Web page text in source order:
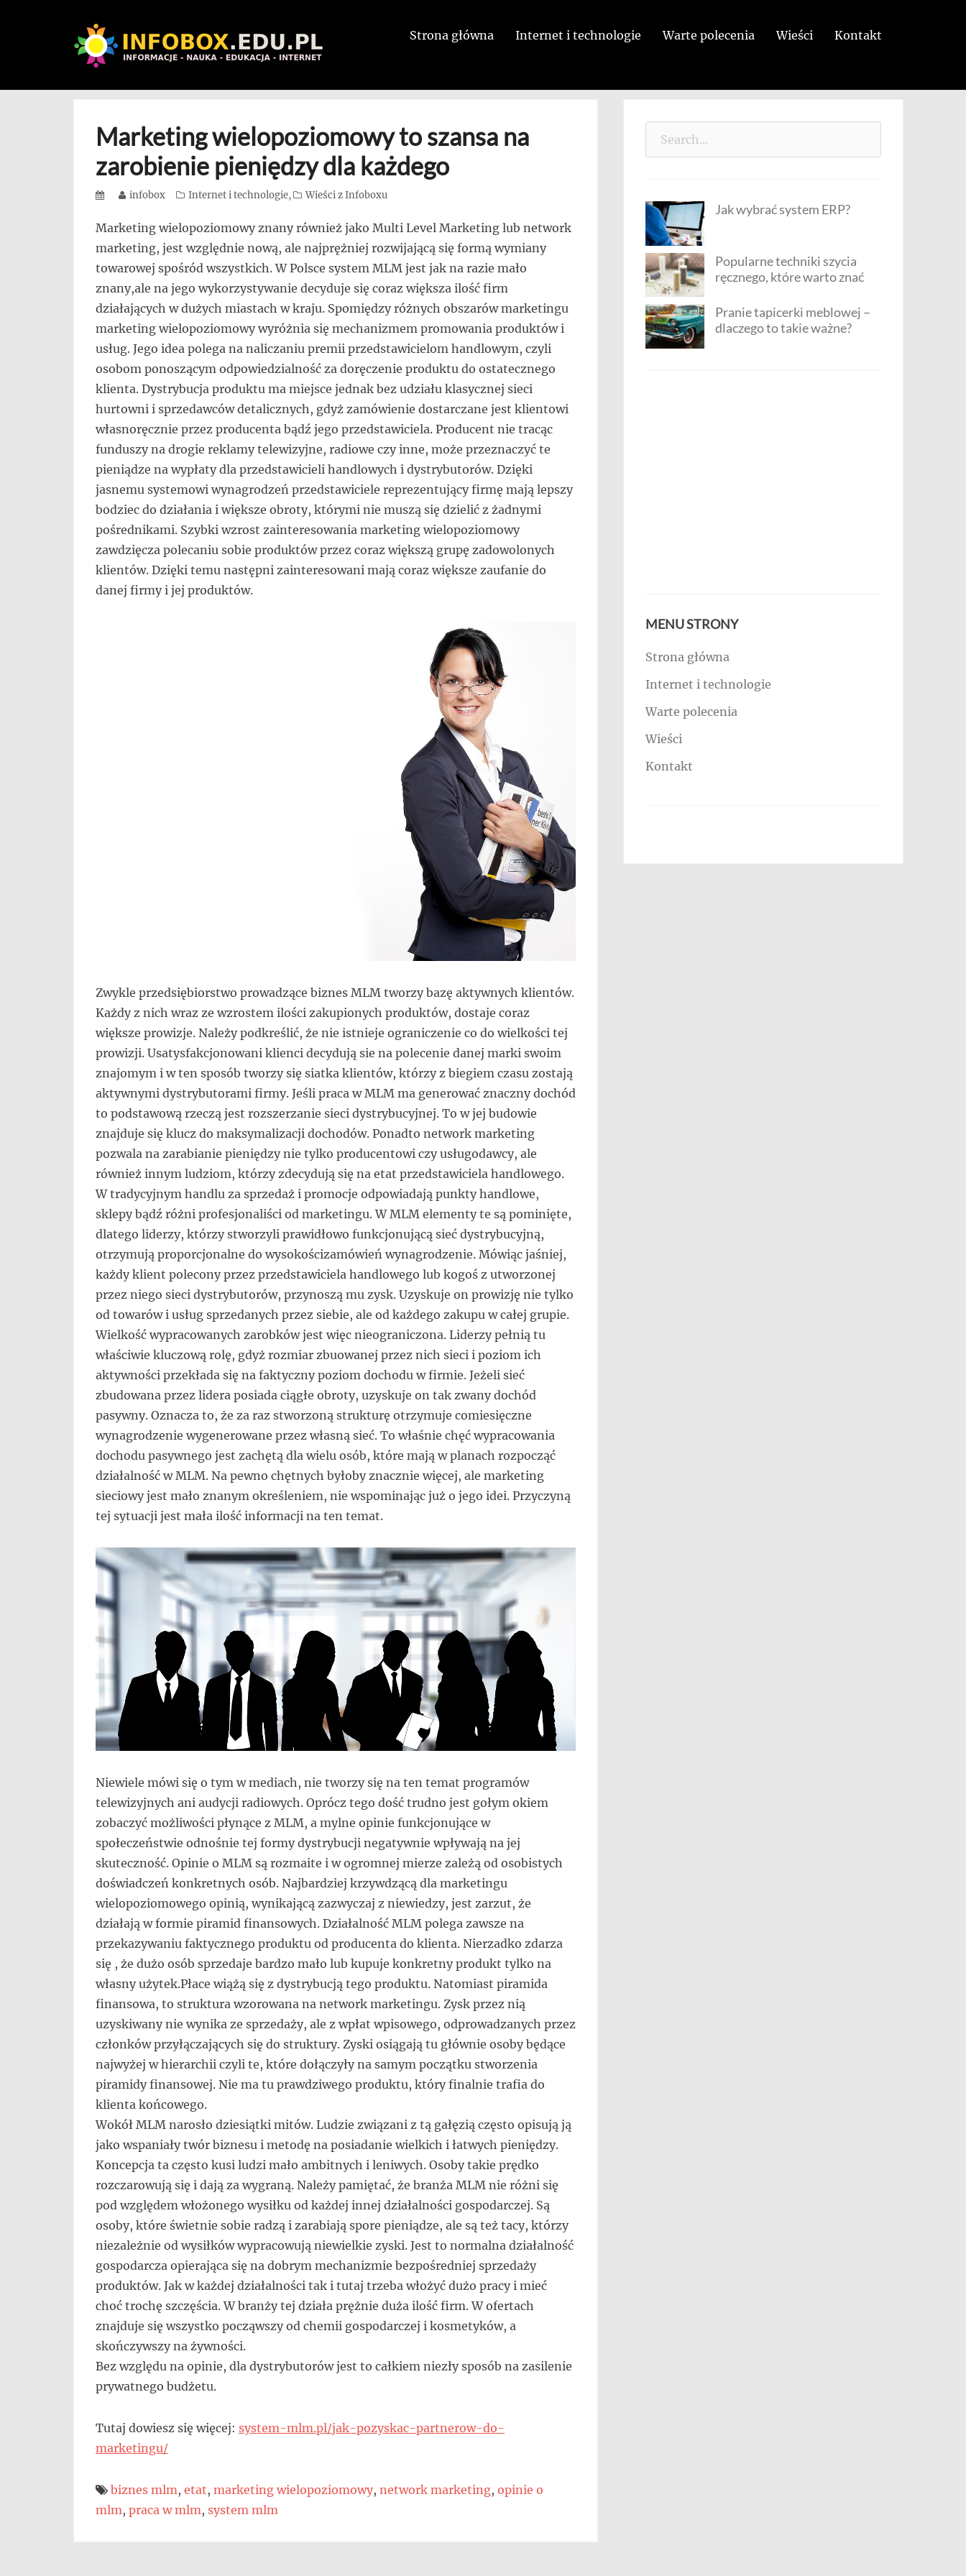
WITAMY
W
INFOBOX
STANDARD
INFORMACYJNY
STRON
blogu
przedsiębiorców,
którzy
rozwijając
innych
przedsiębiorczości
Strona główna Internet i technologie Warte polecenia Wieści Kontakt
Marketing wielopoziomowy to szansa na
zarobienie pieniędzy dla każdego
PostedAuthor
infobox Categories
Internet i technologie, Wieści z Infoboxu
Marketing wielopoziomowy znany również jako Multi Level Marketing lub network
marketing, jest względnie nową, ale najprężniej rozwijającą się formą wymiany
towarowej spośród wszystkich. W Polsce system MLM jest jak na razie mało
znany,ale na jego wykorzystywanie decyduje się coraz większa ilość firm
działających w dużych miastach w kraju. Spomiędzy różnych obszarów marketingu
marketing wielopoziomowy wyróżnia się mechanizmem promowania produktów i
usług. Jego idea polega na naliczaniu premii przedstawicielom handlowym, czyli
osobom ponoszącym odpowiedzialność za doręczenie produktu do ostatecznego
klienta. Dystrybucja produktu ma miejsce jednak bez udziału klasycznej sieci
hurtowni i sprzedawców detalicznych, gdyż zamówienie dostarczane jest klientowi
własnoręcznie przez producenta bądź jego przedstawiciela. Producent nie tracąc
funduszy na drogie reklamy telewizyjne, radiowe czy inne, może przeznaczyć te
pieniądze na wypłaty dla przedstawicieli handlowych i dystrybutorów. Dzięki
jasnemu systemowi wynagrodzeń przedstawiciele reprezentujący firmę mają lepszy
bodziec do działania i większe obroty, którymi nie muszą się dzielić z żadnymi
pośrednikami. Szybki wzrost zainteresowania marketing wielopoziomowy
zawdzięcza polecaniu sobie produktów przez coraz większą grupę zadowolonych
klientów. Dzięki temu następni zainteresowani mają coraz większe zaufanie do
danej firmy i jej produktów.
Zwykle przedsiębiorstwo prowadzące biznes MLM tworzy bazę aktywnych klientów.
Każdy z nich wraz ze wzrostem ilości zakupionych produktów, dostaje coraz
większe prowizje. Należy podkreślić, że nie istnieje ograniczenie co do wielkości tej
prowizji. Usatysfakcjonowani klienci decydują sie na polecenie danej marki swoim
znajomym i w ten sposób tworzy się siatka klientów, którzy z biegiem czasu zostają
aktywnymi dystrybutorami firmy. Jeśli praca w MLM ma generować znaczny dochód
to podstawową rzeczą jest rozszerzanie sieci dystrybucyjnej. To w jej budowie
znajduje się klucz do maksymalizacji dochodów. Ponadto network marketing
pozwala na zarabianie pieniędzy nie tylko producentowi czy usługodawcy, ale
również innym ludziom, którzy zdecydują się na etat przedstawiciela handlowego.
W tradycyjnym handlu za sprzedaż i promocje odpowiadają punkty handlowe,
sklepy bądź różni profesjonaliści od marketingu. W MLM elementy te są pominięte,
dlatego liderzy, którzy stworzyli prawidłowo funkcjonującą sieć dystrybucyjną,
otrzymują proporcjonalne do wysokościzamówień wynagrodzenie. Mówiąc jaśniej,
każdy klient polecony przez przedstawiciela handlowego lub kogoś z utworzonej
przez niego sieci dystrybutorów, przynoszą mu zysk. Uzyskuje on prowizję nie tylko
od towarów i usług sprzedanych przez siebie, ale od każdego zakupu w całej grupie.
Wielkość wypracowanych zarobków jest więc nieograniczona. Liderzy pełnią tu
właściwie kluczową rolę, gdyż rozmiar zbuowanej przez nich sieci i poziom ich
aktywności przekłada się na faktyczny poziom dochodu w firmie. Jeżeli sieć
zbudowana przez lidera posiada ciągłe obroty, uzyskuje on tak zwany dochód
pasywny. Oznacza to, że za raz stworzoną strukturę otrzymuje comiesięczne
wynagrodzenie wygenerowane przez własną sieć. To właśnie chęć wypracowania
dochodu pasywnego jest zachętą dla wielu osób, które mają w planach rozpocząć
działalność w MLM. Na pewno chętnych byłoby znacznie więcej, ale marketing
sieciowy jest mało znanym określeniem, nie wspominając już o jego idei. Przyczyną
tej sytuacji jest mała ilość informacji na ten temat.
Niewiele mówi się o tym w mediach, nie tworzy się na ten temat programów
telewizyjnych ani audycji radiowych. Oprócz tego dość trudno jest gołym okiem
zobaczyć możliwości płynące z MLM, a mylne opinie funkcjonujące w
społeczeństwie odnośnie tej formy dystrybucji negatywnie wpływają na jej
skuteczność. Opinie o MLM są rozmaite i w ogromnej mierze zależą od osobistych
doświadczeń konkretnych osób. Najbardziej krzywdzącą dla marketingu
wielopoziomowego opinią, wynikającą zazwyczaj z niewiedzy, jest zarzut, że
działają w formie piramid finansowych. Działalność MLM polega zawsze na
przekazywaniu faktycznego produktu od producenta do klienta. Nierzadko zdarza
się , że dużo osób sprzedaje bardzo mało lub kupuje konkretny produkt tylko na
własny użytek.Płace wiążą się z dystrybucją tego produktu. Natomiast piramida
finansowa, to struktura wzorowana na network marketingu. Zysk przez nią
uzyskiwany nie wynika ze sprzedaży, ale z wpłat wpisowego, odprowadzanych przez
członków przyłączających się do struktury. Zyski osiągają tu głównie osoby będące
najwyżej w hierarchii czyli te, które dołączyły na samym początku stworzenia
piramidy finansowej. Nie ma tu prawdziwego produktu, który finalnie trafia do
klienta końcowego.
Wokół MLM narosło dziesiątki mitów. Ludzie związani z tą gałęzią często opisują ją
jako wspaniały twór biznesu i metodę na posiadanie wielkich i łatwych pieniędzy.
Koncepcja ta często kusi ludzi mało ambitnych i leniwych. Osoby takie prędko
rozczarowują się i dają za wygraną. Należy pamiętać, że branża MLM nie różni się
pod względem włożonego wysiłku od każdej innej działalności gospodarczej. Są
osoby, które świetnie sobie radzą i zarabiają spore pieniądze, ale są też tacy, którzy
niezależnie od wysiłków wypracowują niewielkie zyski. Jest to normalna działalność
gospodarcza opierająca się na dobrym mechanizmie bezpośredniej sprzedaży
produktów. Jak w każdej działalności tak i tutaj trzeba włożyć dużo pracy i mieć
choć trochę szczęścia. W branży tej działa prężnie duża ilość firm. W ofertach
znajduje się wszystko począwszy od chemii gospodarczej i kosmetyków, a
skończywszy na żywności.
Bez względu na opinie, dla dystrybutorów jest to całkiem niezły sposób na zasilenie
prywatnego budżetu.
Tutaj dowiesz się więcej: system-mlm.pl/jak-pozyskac-partnerow-do-
marketingu/
biznes mlm, etat, marketing wielopoziomowy, network marketing, opinie o
mlm, praca w mlm, system mlm
Jak wybrać system ERP?
Popularne techniki szycia
ręcznego, które warto znać
Pranie tapicerki meblowej –
dlaczego to takie ważne?
MENU STRONY
Strona główna
Internet i technologie
Warte polecenia
Wieści
Kontakt